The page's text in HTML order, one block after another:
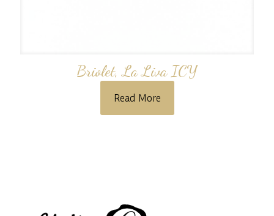
Briolet, La Liva ICY
Read More